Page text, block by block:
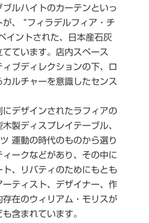
ルハイトのカーテンといっ
、 “フィラデルフィア・チ
イントされた、日本産石灰
ています。店内スペース
ブディレクションの下、ロ
ルチャーを意識したセンス
デザインされたラフィアの
製ディスプレイテーブル、
運動の時代のものから選り
ークなどがあり、その中に
、リバティのためにもとも
ティスト、デザイナー、作
在のウィリアム・モリスが
含まれています。